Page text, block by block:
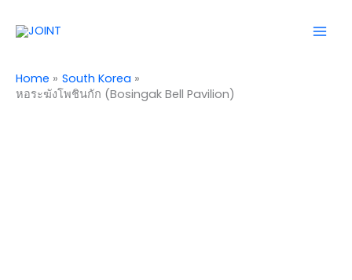
Home
South Korea
หอระฆังโพชินกัก (Bosingak Bell Pavilion)